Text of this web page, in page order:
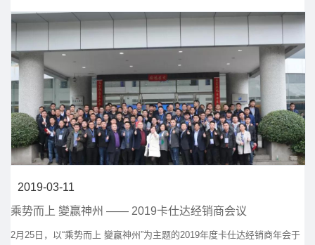
2019-03-11
乘势而上 變赢神州 —— 2019卡仕达经销商会议
2月25日，以“乘势而上 變赢神州”为主题的2019年度卡仕达经销商年会于